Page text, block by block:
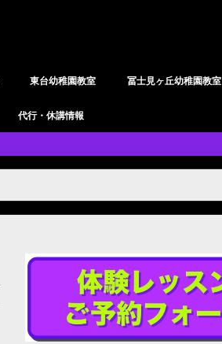
東台幼稚園教室 冨士見ヶ丘幼稚園教室
代行・休講情報